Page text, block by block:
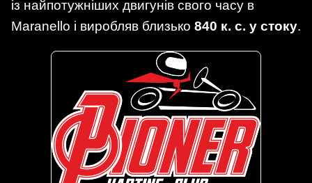
із найпотужніших двигунів свого часу в
Maranello і виробляв близько 840 к. с. у стоку.